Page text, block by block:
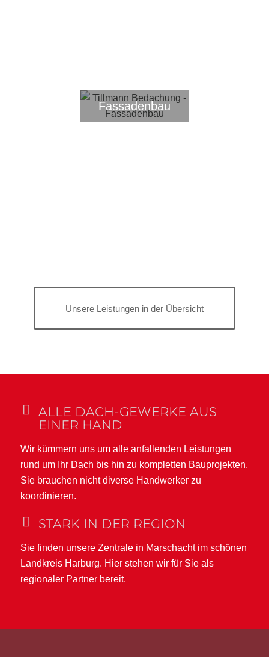
Dachdeckerei
Fassadenbau
Unsere Leistungen in der Übersicht
ALLE DACH-GEWERKE AUS
EINER HAND
Wir kümmern uns um alle anfallenden Leistungen
rund um Ihr Dach bis hin zu kompletten Bauprojekten.
Sie brauchen nicht diverse Handwerker zu
koordinieren.
STARK IN DER REGION
Sie finden unsere Zentrale in Marschacht im schönen
Landkreis Harburg. Hier stehen wir für Sie als
regionaler Partner bereit.